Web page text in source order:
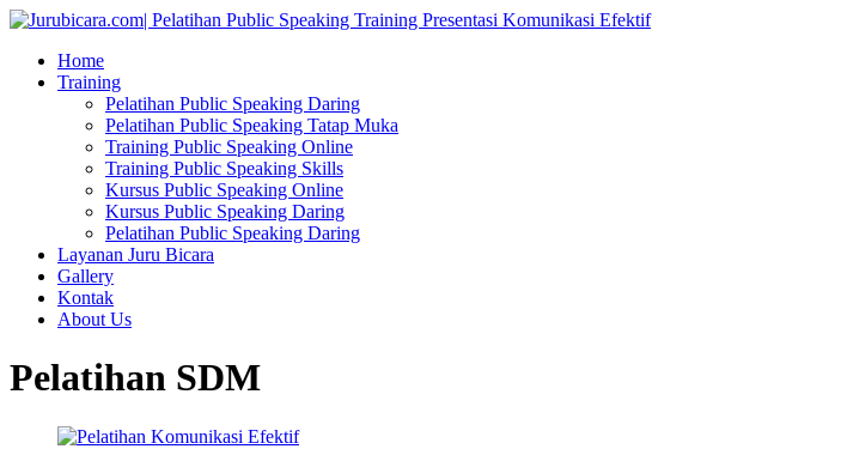
Home
Training
Pelatihan Public Speaking Daring
Pelatihan Public Speaking Tatap Muka
Training Public Speaking Online
Training Public Speaking Skills
Kursus Public Speaking Online
Kursus Public Speaking Daring
Pelatihan Public Speaking Daring
Layanan Juru Bicara
Gallery
Kontak
About Us
Pelatihan SDM